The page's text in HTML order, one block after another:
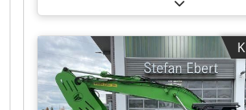
Baujahr:2015, Betriebsstunden:
Ausstattung:Klimaanlage, Hitachi
Baujahr 2015 Chsdpfx Aozqu I Ujliea
Betriebsstunden 9.051 std.
Klimaanlage Radio Rückfahrkamera
Verstellausleger Stiel: 2,40m.